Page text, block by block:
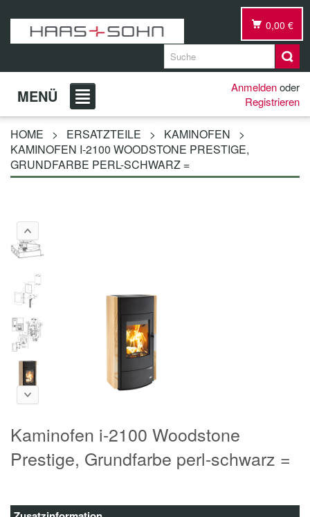
0,00 €
MENÜ Anmeldenoder
Registrieren
HOME > ERSATZTEILE > KAMINOFEN
>
KAMINOFEN I-2100 WOODSTONE PRESTIGE,
GRUNDFARBE PERL-SCHWARZ =
Kaminofen i-2100 Woodstone
Prestige, Grundfarbe perl-schwarz =